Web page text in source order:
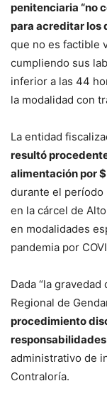
penitenciaria “no
para acreditar los
que no es factible
cumpliendo sus
inferior a las 44
la modalidad con
La entidad
resultó
alimentación por
durante el período
en la cárcel de
en modalidades
pandemia por
Dada “la
Regional de
procedimiento
administrativo de
Contraloría.